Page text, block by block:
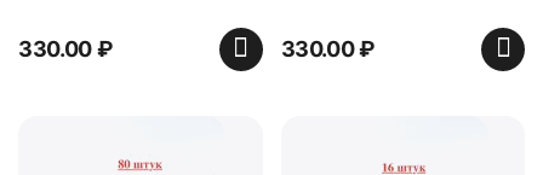
330.00₽ 330.00₽